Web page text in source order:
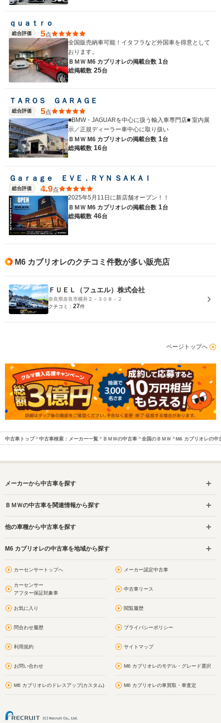
ｑｕａｔｒｏ
総合評価 5点
全国販売納車可能！イタフラなど外国車を得意として
おります。
ＢＭＷ M6 カブリオレの掲載台数 1台
総掲載数 25台
ＴＡＲＯＳ ＧＡＲＡＧＥ
総合評価 5点
■BMW・JAGUARを中心に扱う輸入車専門店■ 室内展
示／正規ディーラー車中心に取り扱い
ＢＭＷ M6 カブリオレの掲載台数 1台
総掲載数 16台
Ｇａｒａｇｅ ＥＶＥ．ＲＹＮ ＳＡＫＡＩ
総合評価 4.9点
2025年5月11日に新店舗オープン！！
ＢＭＷ M6 カブリオレの掲載台数 1台
総掲載数 46台
M6 カブリオレのクチコミ件数が多い販売店
ＦＵＥＬ（フュエル）株式会社
奈良県奈良市横井２－３０８－２
クチコミ： 27件
ページトップへ
中古車トップ 中古車検索：メーカー一覧 ＢＭＷの中古車 全国のＢＭＷ M6 カブリオレの中
メーカーから中古車を探す
ＢＭＷの中古車を関連情報から探す
他の車種から中古車を探す
M6 カブリオレの中古車を地域から探す
カーセンサートップへ メーカー認定中古車
カーセンサー
アフター保証対象車
中古車リース
お気に入り 閲覧履歴
問合わせ履歴 プライバシーポリシー
利用規約 サイトマップ
お問い合わせ M6 カブリオレのモデル・グレード選択
M6 カブリオレのドレスアップ(カスタム) M6 カブリオレの車買取・車査定